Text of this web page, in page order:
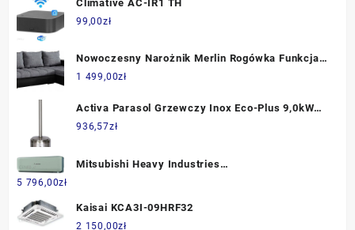
Climative AC-IR1 TH
99,00zł
Nowoczesny Narożnik Merlin Rogówka Funkcja
Spania123667406
1 499,00zł
Activa Parasol Grzewczy Inox Eco-Plus 9,0kW
13801
936,57zł
Mitsubishi Heavy Industries
5 796,00zł
Kaisai KCA3I-09HRF32
2 150,00zł